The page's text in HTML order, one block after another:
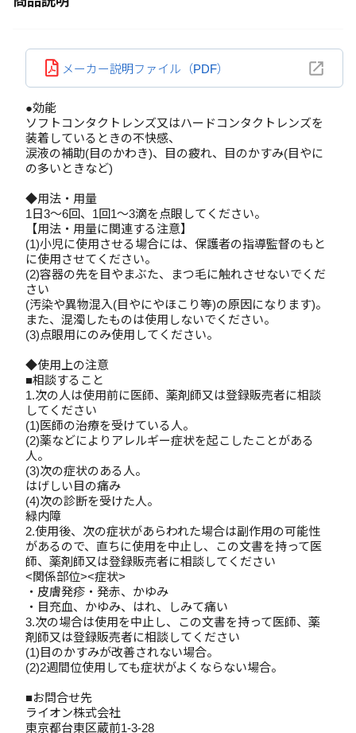
メーカー説明ファイル（PDF）
●効能
ソフトコンタクトレンズ又はハードコンタクトレンズを
装着しているときの不快感、
涙液の補助(目のかわき)、目の疲れ、目のかすみ(目やに
の多いときなど)
◆用法・用量
1日3～6回、1回1～3滴を点眼してください。
【用法・用量に関連する注意】
(1)小児に使用させる場合には、保護者の指導監督のもと
に使用させてください。
(2)容器の先を目やまぶた、まつ毛に触れさせないでくだ
さい
(汚染や異物混入(目やにやほこり等)の原因になります)。
また、混濁したものは使用しないでください。
(3)点眼用にのみ使用してください。
◆使用上の注意
■相談すること
1.次の人は使用前に医師、薬剤師又は登録販売者に相談
してください
(1)医師の治療を受けている人。
(2)薬などによりアレルギー症状を起こしたことがある
人。
(3)次の症状のある人。
はげしい目の痛み
(4)次の診断を受けた人。
緑内障
2.使用後、次の症状があらわれた場合は副作用の可能性
があるので、直ちに使用を中止し、この文書を持って医
師、薬剤師又は登録販売者に相談してください
<関係部位><症状>
・皮膚発疹・発赤、かゆみ
・目充血、かゆみ、はれ、しみて痛い
3.次の場合は使用を中止し、この文書を持って医師、薬
剤師又は登録販売者に相談してください
(1)目のかすみが改善されない場合。
(2)2週間位使用しても症状がよくならない場合。
■お問合せ先
ライオン株式会社
東京都台東区蔵前1-3-28